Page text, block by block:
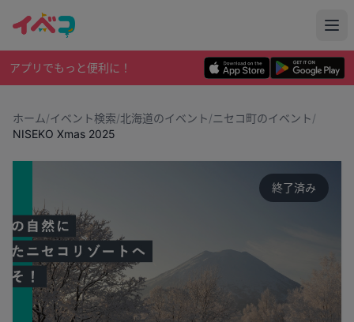
アプリでもっと便利に！
ホーム/イベント検索/北海道のイベント/ニセコ町のイベント/
NISEKO Xmas 2025
終了済み